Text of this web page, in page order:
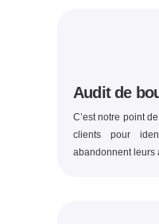
Audit de
C’est notre point
clients pour
abandonnent leurs